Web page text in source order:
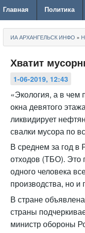
Главная Политика
ИА АРХАНГЕЛЬСК ИНФО »
Хватит
1-06-2019, 12:43
«Экология, а в
окна девятого
ликвидирует
свалки мусора по
В среднем за год в
отходов (ТБО). Это
одного человека
производства, но и
В стране
страны
министр обороны